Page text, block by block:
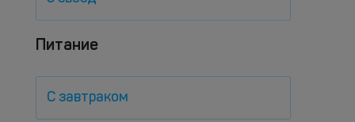
Питание
С завтраком